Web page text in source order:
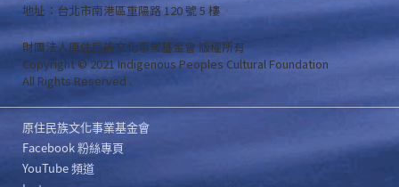
地址：台北市南港區重陽路 120 號 5 樓
財團法人原住民族文化事業基金會 版權所有
Copyright © 2021 Indigenous Peoples Cultural Foundation
All Rights Reserved .
原住民族文化事業基金會
Facebook 粉絲專頁
YouTube 頻道